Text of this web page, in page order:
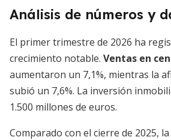
Análisis de números y
El primer trimestre de 2026 ha
crecimiento notable. Ventas en
aumentaron un 7,1%, mientras la
subió un 7,6%. La inversión
1.500 millones de euros.
Comparado con el cierre de 2025,